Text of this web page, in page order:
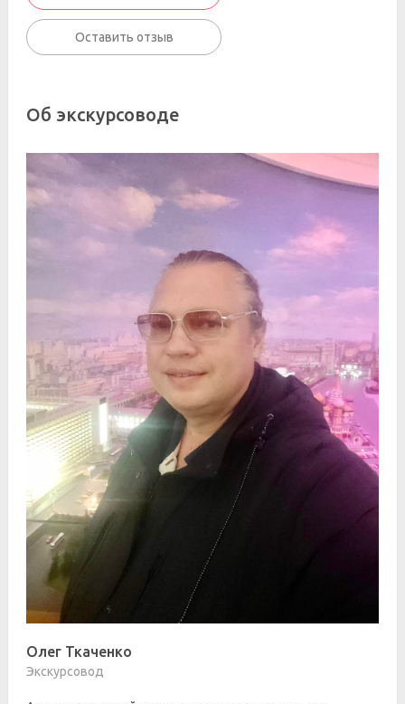
Оставить отзыв
Об экскурсоводе
Олег Ткаченко
Экскурсовод